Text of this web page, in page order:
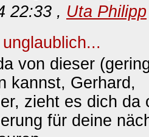
22:33 , Uta Philipp
von dieser
kannst, Gerhard,
zieht es dich da
für deine